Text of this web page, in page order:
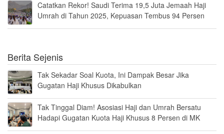
Catatkan Rekor! Saudi Terima 19,5 Juta Jemaah Haji
Umrah di Tahun 2025, Kepuasan Tembus 94 Persen
Berita Sejenis
Tak Sekadar Soal Kuota, Ini Dampak Besar Jika
Gugatan Haji Khusus Dikabulkan
Tak Tinggal Diam! Asosiasi Haji dan Umrah Bersatu
Hadapi Gugatan Kuota Haji Khusus 8 Persen di MK